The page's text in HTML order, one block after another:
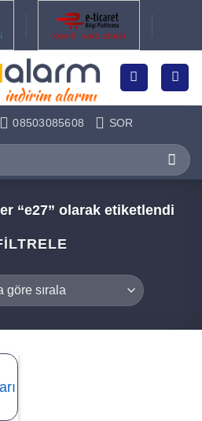
08503085608 SOR
“e27” olarak etiketlendi